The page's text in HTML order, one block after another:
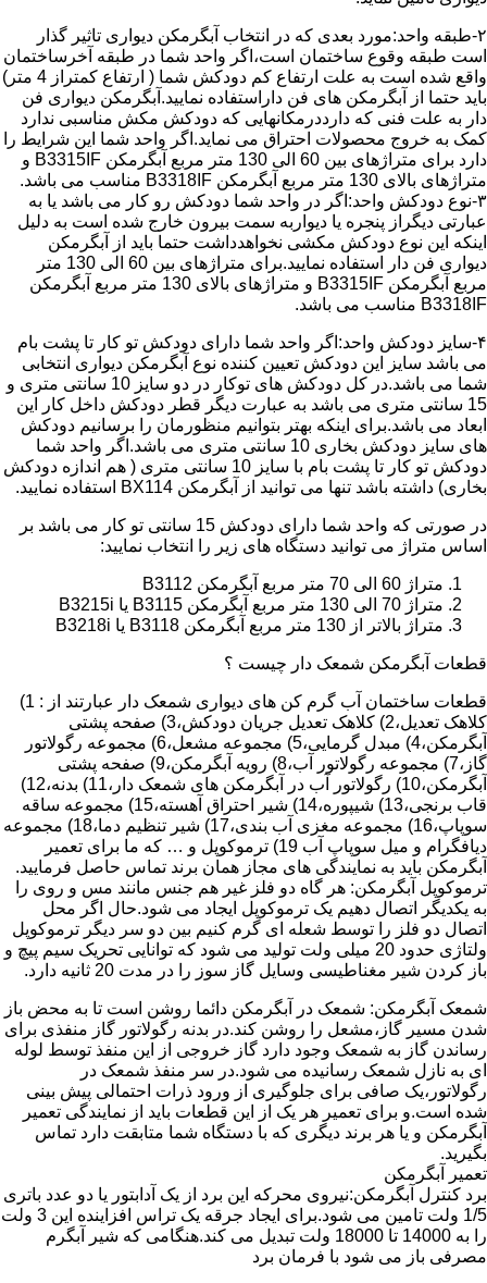
۲-طبقه واحد:مورد بعدی که در انتخاب آبگرمکن دیواری تاثیر گذار
است طبقه وقوع ساختمان است،اگر واحد شما در طبقه آخرساختمان
واقع شده است به علت ارتفاع کم دودکش شما ( ارتفاع کمتراز 4 متر)
باید حتما از آبگرمکن های فن داراستفاده نمایید.آبگرمکن دیواری فن
دار به علت فنی که دارددرمکانهایی که دودکش مکش مناسبی ندارد
کمک به خروج محصولات احتراق می نماید.اگر واحد شما این شرایط را
دارد برای متراژهای بین 60 الی 130 متر مربع آبگرمکن B3315IF و
متراژهای بالای 130 متر مربع آبگرمکن B3318IF مناسب می باشد.
۳-نوع دودکش واحد:اگر در واحد شما دودکش رو کار می باشد یا به
عبارتی دیگراز پنجره یا دیواربه سمت بیرون خارج شده است به دلیل
اینکه این نوع دودکش مکشی نخواهدداشت حتما باید از آبگرمکن
دیواری فن دار استفاده نمایید.برای متراژهای بین 60 الی 130 متر
مربع آبگرمکن B3315IF و متراژهای بالای 130 متر مربع آبگرمکن
B3318IF مناسب می باشد.
۴-سایز دودکش واحد:اگر واحد شما دارای دودکش تو کار تا پشت بام
می باشد سایز این دودکش تعیین کننده نوع آبگرمکن دیواری انتخابی
شما می باشد.در کل دودکش های توکار در دو سایز 10 سانتی متری و
15 سانتی متری می باشد به عبارت دیگر قطر دودکش داخل کار این
ابعاد می باشد.برای اینکه بهتر بتوانیم منظورمان را برسانیم دودکش
های سایز دودکش بخاری 10 سانتی متری می باشد.اگر واحد شما
دودکش تو کار تا پشت بام با سایز 10 سانتی متری ( هم اندازه دودکش
بخاری) داشته باشد تنها می توانید از آبگرمکن BX114 استفاده نمایید.
در صورتی که واحد شما دارای دودکش 15 سانتی تو کار می باشد بر
اساس متراژ می توانید دستگاه های زیر را انتخاب نمایید:
متراژ 60 الی 70 متر مربع آبگرمکن B3112
متراژ 70 الی 130 متر مربع آبگرمکن B3115 یا B3215i
متراژ بالاتر از 130 متر مربع آبگرمکن B3118 یا B3218i
قطعات آبگرمکن شمعک دار چیست ؟
قطعات ساختمان آب گرم کن های دیواری شمعک دار عبارتند از : 1)
کلاهک تعدیل،2) کلاهک تعدیل جریان دودکش،3) صفحه پشتی
آبگرمکن،4) مبدل گرمایی،5) مجموعه مشعل،6) مجموعه رگولاتور
گاز،7) مجموعه رگولاتور آب،8) رویه آبگرمکن،9) صفحه پشتی
آبگرمکن،10) رگولاتور آب در آبگرمکن های شمعک دار،11) بدنه،12)
قاب برنجی،13) شیپوره،14) شیر احتراق آهسته،15) مجموعه ساقه
سوپاپ،16) مجموعه مغزی آب بندی،17) شیر تنظیم دما،18) مجموعه
دیافگرام و میل سوپاپ آب 19) ترموکوپل و … که ما برای تعمیر
آبگرمکن باید به نمایندگی های مجاز همان برند تماس حاصل فرمایید.
ترموکوپل آبگرمکن: هر گاه دو فلز غیر هم جنس مانند مس و روی را
به یکدیگر اتصال دهیم یک ترموکوپل ایجاد می شود.حال اگر محل
اتصال دو فلز را توسط شعله ای گرم کنیم بین دو سر دیگر ترموکوپل
ولتاژی حدود 20 میلی ولت تولید می شود که توانایی تحریک سیم پیچ و
باز کردن شیر مغناطیسی وسایل گاز سوز را در مدت 20 ثانیه دارد.
شمعک آبگرمکن: شمعک در آبگرمکن دائما روشن است تا به محض باز
شدن مسیر گاز،مشعل را روشن کند.در بدنه رگولاتور گاز منفذی برای
رساندن گاز به شمعک وجود دارد گاز خروجی از این منفذ توسط لوله
ای به نازل شمعک رسانیده می شود.در سر منفذ شمعک در
رگولاتور،یک صافی برای جلوگیری از ورود ذرات احتمالی پیش بینی
شده است.و برای تعمیر هر یک از این قطعات باید از نمایندگی تعمیر
آبگرمکن و یا هر برند دیگری که با دستگاه شما متابقت دارد تماس
بگیرید.
تعمیر آبگرمکن
برد کنترل آبگرمکن:نیروی محرکه این برد از یک آدابتور یا دو عدد باتری
1/5 ولت تامین می شود.برای ایجاد جرقه یک تراس افزاینده این 3 ولت
را به 14000 تا 18000 ولت تبدیل می کند.هنگامی که شیر آبگرم
مصرفی باز می شود با فرمان برد